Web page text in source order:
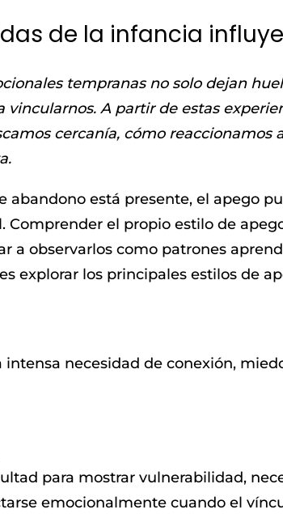
de la infancia
tempranas no solo dejan
vincularnos. A partir de estas
cercanía, cómo
abandono está presente, el apego
Comprender el propio estilo de
a observarlos como patrones
explorar los principales estilos de
intensa necesidad de conexión,
para mostrar vulnerabilidad,
emocionalmente cuando el